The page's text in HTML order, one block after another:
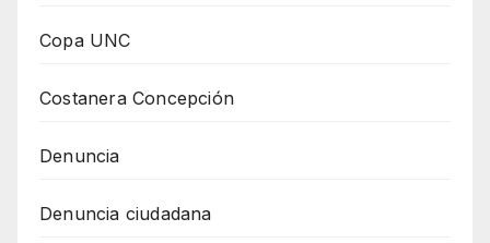
Copa UNC
Costanera Concepción
Denuncia
Denuncia ciudadana